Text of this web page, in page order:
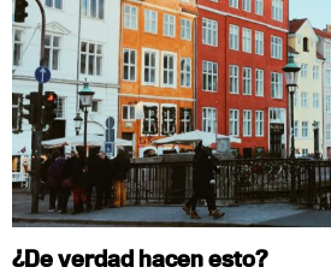
¿De verdad hacen esto?